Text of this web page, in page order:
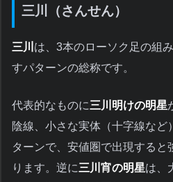
三川（さんせん）
三川 は、3本のローソク足の組
すパターンの総称です。
代表的なものに三川明けの明星
陰線、小さな実体（十字線など
ターンで、安値圏で出現すると
ります。逆に三川宵の明星は、